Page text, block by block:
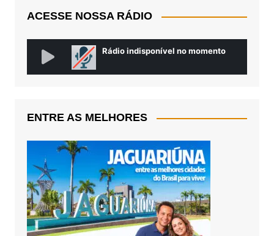
ACESSE NOSSA RÁDIO
ENTRE AS MELHORES